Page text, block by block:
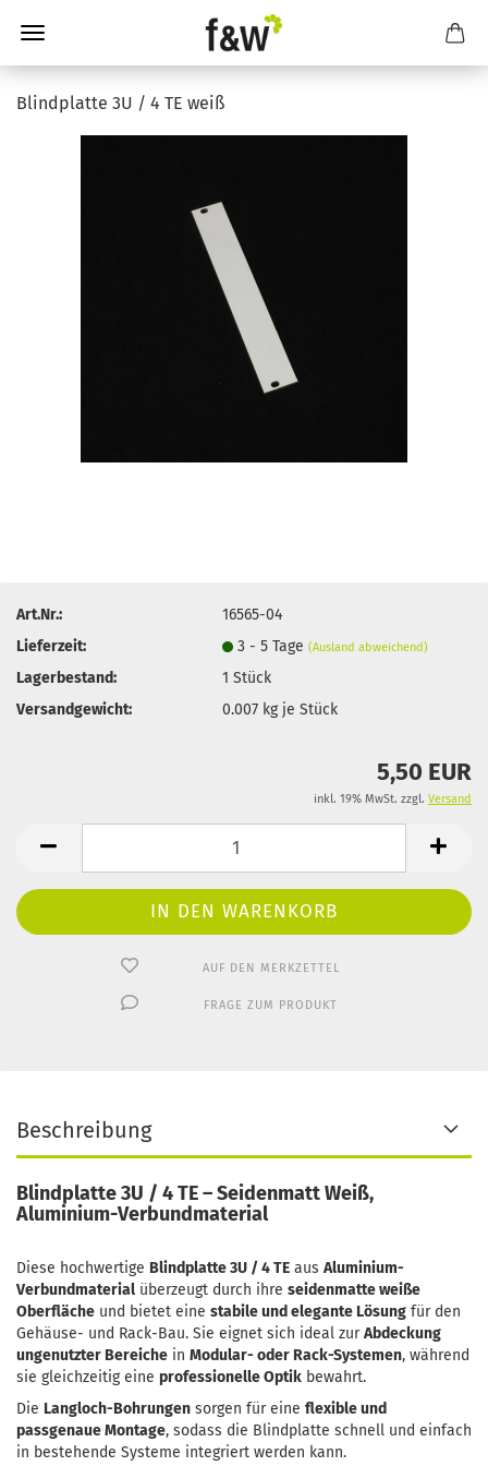
Blindplatte 3U / 4 TE weiß
Art.Nr.:
16565-04
Lieferzeit:
3 - 5 Tage(Ausland abweichend)
Lagerbestand: 1Stück
Versandgewicht:
0.007 kg je Stück
5,50 EUR
inkl. 19% MwSt. zzgl. Versand
AUF DEN MERKZETTEL
FRAGE ZUM PRODUKT
Beschreibung
Blindplatte 3U / 4 TE – Seidenmatt Weiß,
Aluminium-Verbundmaterial
Diese hochwertige Blindplatte 3U / 4 TE aus Aluminium-
Verbundmaterial überzeugt durch ihre seidenmatte weiße
Oberfläche und bietet eine stabile und elegante Lösung für den
Gehäuse- und Rack-Bau. Sie eignet sich ideal zurAbdeckung
ungenutzter Bereiche in Modular- oder Rack-Systemen, während
sie gleichzeitig eine professionelle Optik bewahrt.
Die Langloch-Bohrungen sorgen für eine flexible und
passgenaue Montage, sodass die Blindplatte schnell und einfach
in bestehende Systeme integriert werden kann.